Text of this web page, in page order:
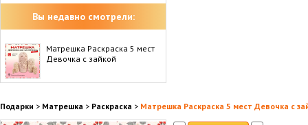
Вы недавно смотрели:
Матрешка Раскраска 5 мест
Девочка с зайкой
Подарки > Матрешка > Раскраска > Матрешка Раскраска 5 мест Девочка с